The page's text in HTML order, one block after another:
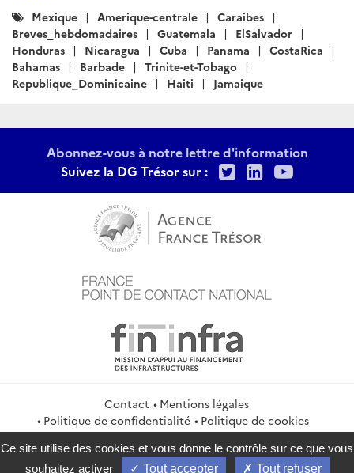
Catégories
:
Mexique Amerique-centrale
Caraibes
Breves_hebdomadaires
Guatemala
ElSalvador
Honduras
Nicaragua Cuba Panama
CostaRica
Bahamas
Barbade
Trinite-et-Tobago
Republique_Dominicaine
Haiti Jamaique
Abonnez-vous à notre lettre d'information
Suivez la DG Trésor sur :
TwitterLinkedIn
Contact
Mentions légales
Politique de confidentialité
Politique de cookies
Gestion des cookies
Flux RSS
service-public.gouv.fr
legifrance.gouv.fr info.gouv.fr
Ce site utilise des cookies et vous donne le contrôle sur ce que vous
souhaitez activer
Tout accepter Tout refuser